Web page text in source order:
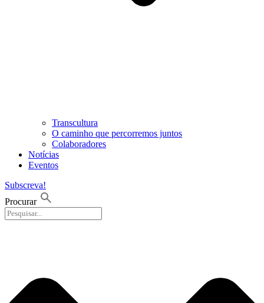
Transcultura
O caminho que percorremos juntos
Colaboradores
Notícias
Eventos
Subscreva!
Procurar